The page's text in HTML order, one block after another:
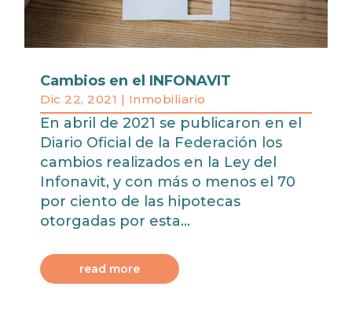
Cambios en el INFONAVIT
Dic 22, 2021 | Inmobiliario
En abril de 2021 se publicaron en el
Diario Oficial de la Federación los
cambios realizados en la Ley del
Infonavit, y con más o menos el 70
por ciento de las hipotecas
otorgadas por esta...
read more